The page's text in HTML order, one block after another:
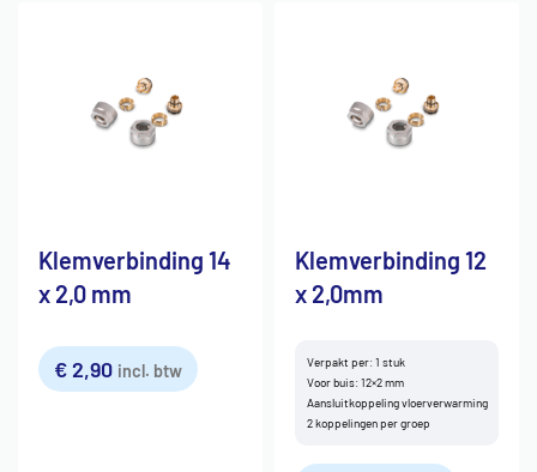
Klemverbinding 14
x 2,0 mm
€2,90 incl. btw
Klemverbinding 12
x 2,0mm
Verpakt per: 1 stuk
Voor buis: 12×2 mm
Aansluitkoppeling vloerverwarming
2 koppelingen per groep